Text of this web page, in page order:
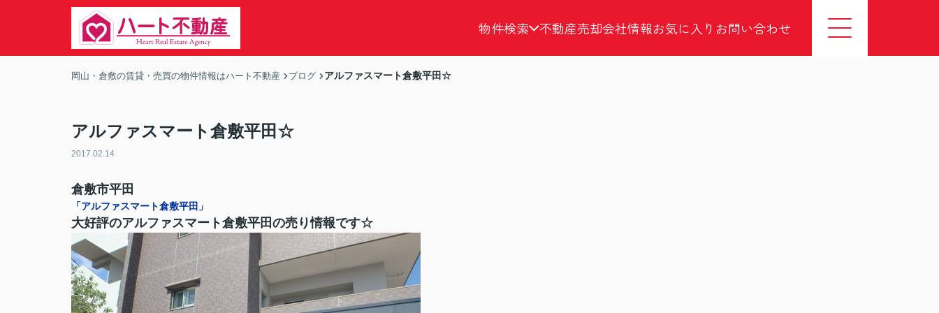
物件検索 不動産売却会社情報お気に入り お問い合わせ
岡山・倉敷の賃貸・売買の物件情報はハート不動産 ブログ アルファスマート倉敷平田☆
アルファスマート倉敷平田☆
2017.02.14
倉敷市平田
「アルファスマート倉敷平田」
大好評のアルファスマート倉敷平田の売り情報です☆